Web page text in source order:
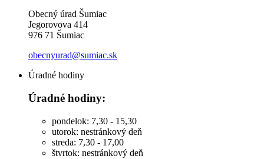
Obecný úrad Šumiac
Jegorovova 414
976 71 Šumiac
obecnyurad@sumiac.sk
Úradné hodiny
Úradné hodiny:
pondelok: 7,30 - 15,30
utorok: nestránkový deň
streda: 7,30 - 17,00
štvrtok: nestránkový deň